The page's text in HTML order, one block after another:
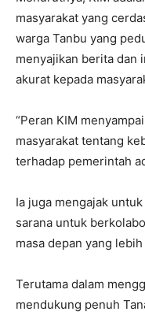
masyarakat yang
warga Tanbu yang
menyajikan berita dan
akurat kepada
“Peran KIM
masyarakat tentang
terhadap pemerintah
Ia juga mengajak
sarana untuk
masa depan yang
Terutama dalam
mendukung penuh